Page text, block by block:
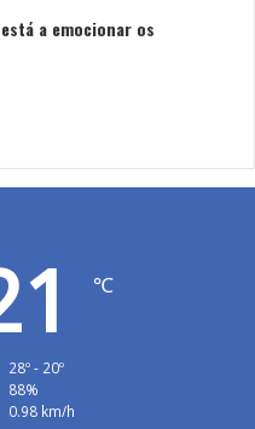
a emocionar os
℃
28º - 20º
88%
0.98 km/h